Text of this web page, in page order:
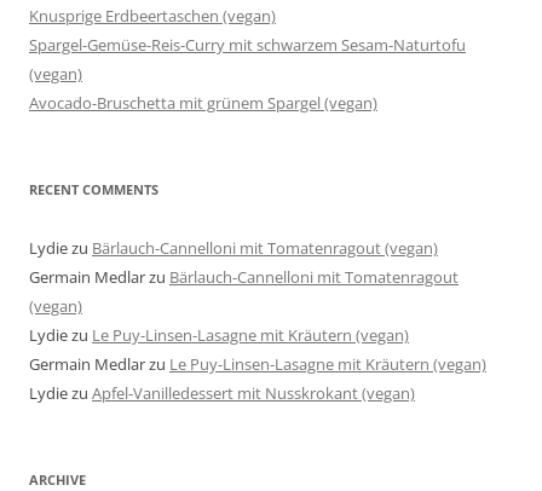
Knusprige Erdbeertaschen (vegan)
Spargel-Gemüse-Reis-Curry mit schwarzem Sesam-Naturtofu
(vegan)
Avocado-Bruschetta mit grünem Spargel (vegan)
RECENT COMMENTS
Lydiezu Bärlauch-Cannelloni mit Tomatenragout (vegan)
Germain Medlarzu Bärlauch-Cannelloni mit Tomatenragout
(vegan)
Lydiezu Le Puy-Linsen-Lasagne mit Kräutern (vegan)
Germain Medlarzu Le Puy-Linsen-Lasagne mit Kräutern (vegan)
Lydiezu Apfel-Vanilledessert mit Nusskrokant (vegan)
ARCHIVE